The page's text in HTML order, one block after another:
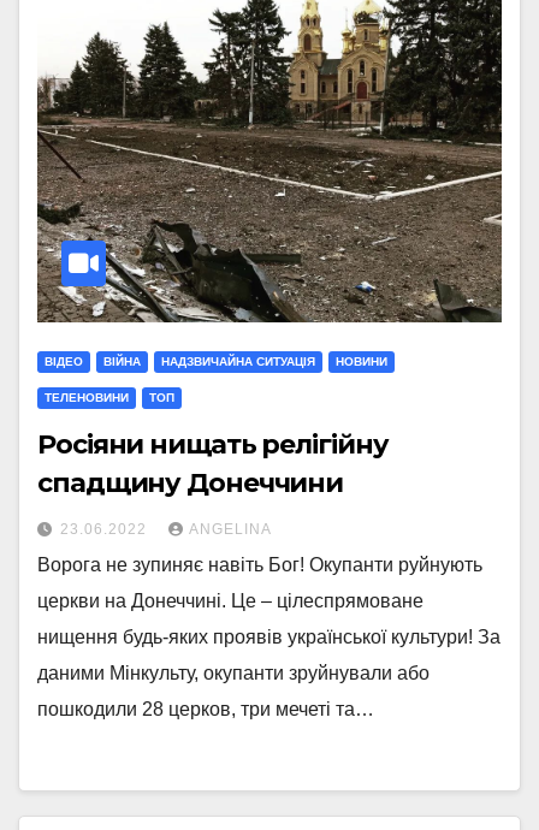
ВІДЕО ВІЙНА НАДЗВИЧАЙНА СИТУАЦІЯ НОВИНИ
ТЕЛЕНОВИНИ ТОП
Росіяни нищать релігійну
спадщину Донеччини
23.06.2022 ANGELINA
Ворога не зупиняє навіть Бог! Окупанти руйнують
церкви на Донеччині. Це – цілеспрямоване
нищення будь-яких проявів української культури! За
даними Мінкульту, окупанти зруйнували або
пошкодили 28 церков, три мечеті та…